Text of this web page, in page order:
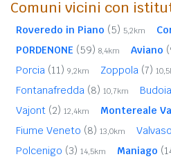
Comuni vicini con
Roveredo in Piano (5) 5,2km
PORDENONE (59) 8,4km Aviano
Porcia (11) 9,2km Zoppola (7)
Fontanafredda (8) 10,7km Budoia
Vajont (2) 12,4km Montereale
Fiume Veneto (8) 13,0km
Polcenigo (3) 14,5km Maniago